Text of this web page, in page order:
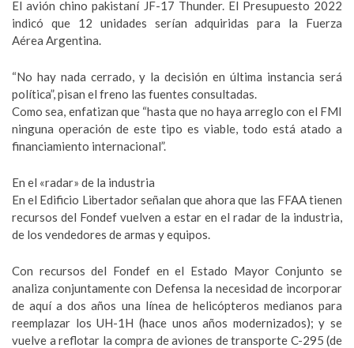
El avión chino pakistaní JF-17 Thunder. El Presupuesto 2022
indicó que 12 unidades serían adquiridas para la Fuerza
Aérea Argentina.
“No hay nada cerrado, y la decisión en última instancia será
política”, pisan el freno las fuentes consultadas.
Como sea, enfatizan que “hasta que no haya arreglo con el FMI
ninguna operación de este tipo es viable, todo está atado a
financiamiento internacional”.
En el «radar» de la industria
En el Edificio Libertador señalan que ahora que las FFAA tienen
recursos del Fondef vuelven a estar en el radar de la industria,
de los vendedores de armas y equipos.
Con recursos del Fondef en el Estado Mayor Conjunto se
analiza conjuntamente con Defensa la necesidad de incorporar
de aquí a dos años una línea de helicópteros medianos para
reemplazar los UH-1H (hace unos años modernizados); y se
vuelve a reflotar la compra de aviones de transporte C-295 (de